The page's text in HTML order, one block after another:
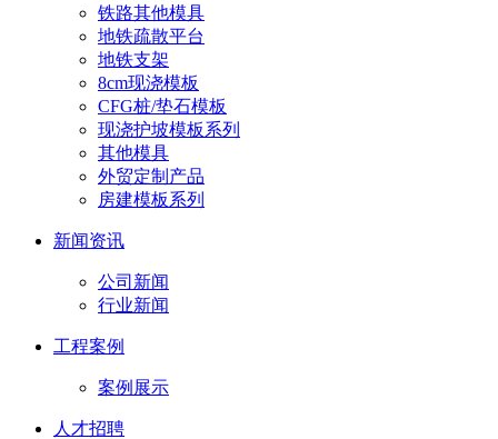
铁路其他模具
地铁疏散平台
地铁支架
8cm现浇模板
CFG桩/垫石模板
现浇护坡模板系列
其他模具
外贸定制产品
房建模板系列
新闻资讯
公司新闻
行业新闻
工程案例
案例展示
人才招聘